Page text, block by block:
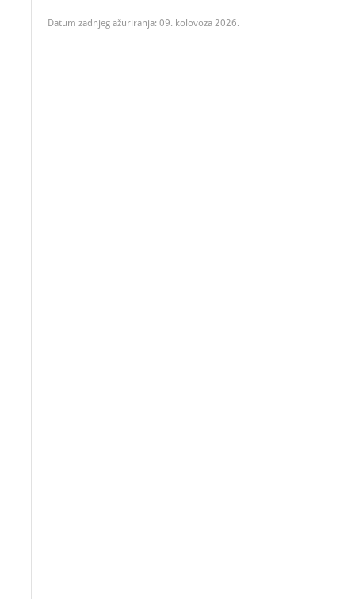
Datum zadnjeg ažuriranja: 09. kolovoza 2026.